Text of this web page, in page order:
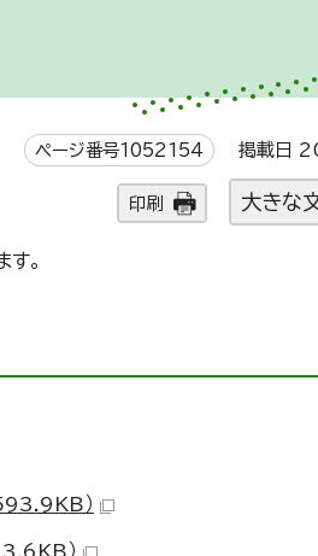
ページ番号1052154 掲載日
印刷 大きな
。
）
）